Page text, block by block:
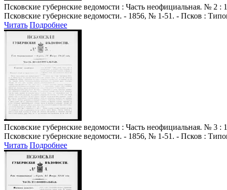
Псковские губернские ведомости : Часть неофициальная. № 2 :
Псковские губернские ведомости. - 1856, № 1-51. - Псков :
Читать Подробнее
Псковские губернские ведомости : Часть неофициальная. № 3 :
Псковские губернские ведомости. - 1856, № 1-51. - Псков :
Читать Подробнее